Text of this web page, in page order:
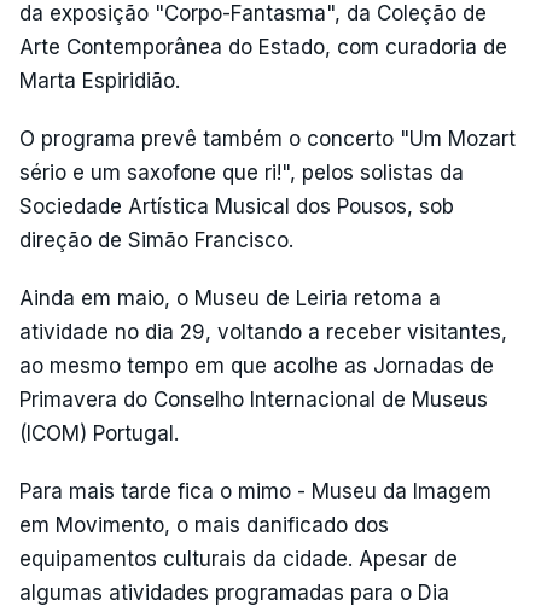
da exposição "Corpo-Fantasma", da Coleção de
Arte Contemporânea do Estado, com curadoria de
Marta Espiridião.
O programa prevê também o concerto "Um Mozart
sério e um saxofone que ri!", pelos solistas da
Sociedade Artística Musical dos Pousos, sob
direção de Simão Francisco.
Ainda em maio, o Museu de Leiria retoma a
atividade no dia 29, voltando a receber visitantes,
ao mesmo tempo em que acolhe as Jornadas de
Primavera do Conselho Internacional de Museus
(ICOM) Portugal.
Para mais tarde fica o mimo - Museu da Imagem
em Movimento, o mais danificado dos
equipamentos culturais da cidade. Apesar de
algumas atividades programadas para o Dia